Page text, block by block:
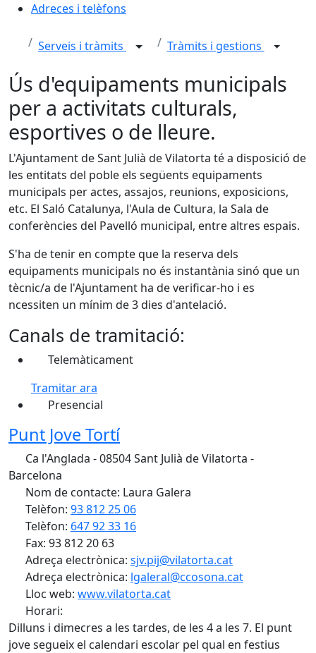
Adreces i telèfons
Serveis i tràmits Tràmits i gestions
Ús d'equipaments municipals
per a activitats culturals,
esportives o de lleure.
L'Ajuntament de Sant Julià de Vilatorta té a disposició de
les entitats del poble els següents equipaments
municipals per actes, assajos, reunions, exposicions,
etc. El Saló Catalunya, l'Aula de Cultura, la Sala de
conferències del Pavelló municipal, entre altres espais.
S'ha de tenir en compte que la reserva dels
equipaments municipals no és instantània sinó que un
tècnic/a de l'Ajuntament ha de verificar-ho i es
ncessiten un mínim de 3 dies d'antelació.
Canals de tramitació:
Telemàticament
Tramitar ara
Presencial
Punt Jove Tortí
Ca l'Anglada - 08504 Sant Julià de Vilatorta -
Barcelona
Nom de contacte: Laura Galera
Telèfon: 93 812 25 06
Telèfon: 647 92 33 16
Fax: 93 812 20 63
Adreça electrònica: sjv.pij@vilatorta.cat
Adreça electrònica: lgaleral@ccosona.cat
Lloc web: www.vilatorta.cat
Horari:
Dilluns i dimecres a les tardes, de les 4 a les 7. El punt
jove segueix el calendari escolar pel qual en festius